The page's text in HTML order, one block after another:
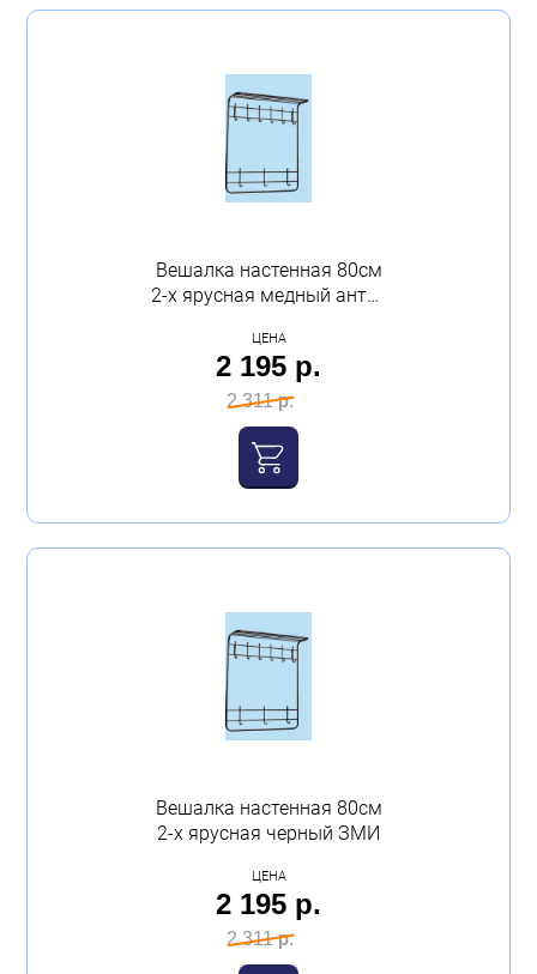
Вешалка настенная 80см
2-х ярусная медный антик
ЦЕНА
2 195 р.
2 311 р.
Вешалка настенная 80см
2-х ярусная черный ЗМИ
ЦЕНА
2 195 р.
2 311 р.